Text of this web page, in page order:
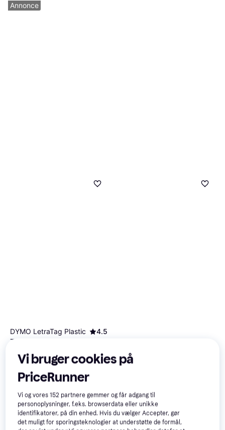
DYMO LetraTag Plastic
Tape Black on Pearl
White 1.2cmx4m
4.5
48 kr.
Scotch Magic Tape 19mm x
33m 8pcs
Tape & Tapeholder
Annonce
Vi bruger cookies på
PriceRunner
Vi og vores152 partnere gemmer og får adgang til
personoplysninger, f.eks. browserdata eller unikke
identifikatorer, på din enhed. Hvis du vælger Accepter, gør
det muligt for sporingsteknologier at understøtte de formål,